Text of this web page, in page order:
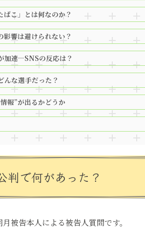
ばこ」とは何なのか？
影響は避けられない？
加速…SNSの反応は？
んな選手だった？
報”が出るかどうか
判で何があった？
被告本人による被告人質問です。